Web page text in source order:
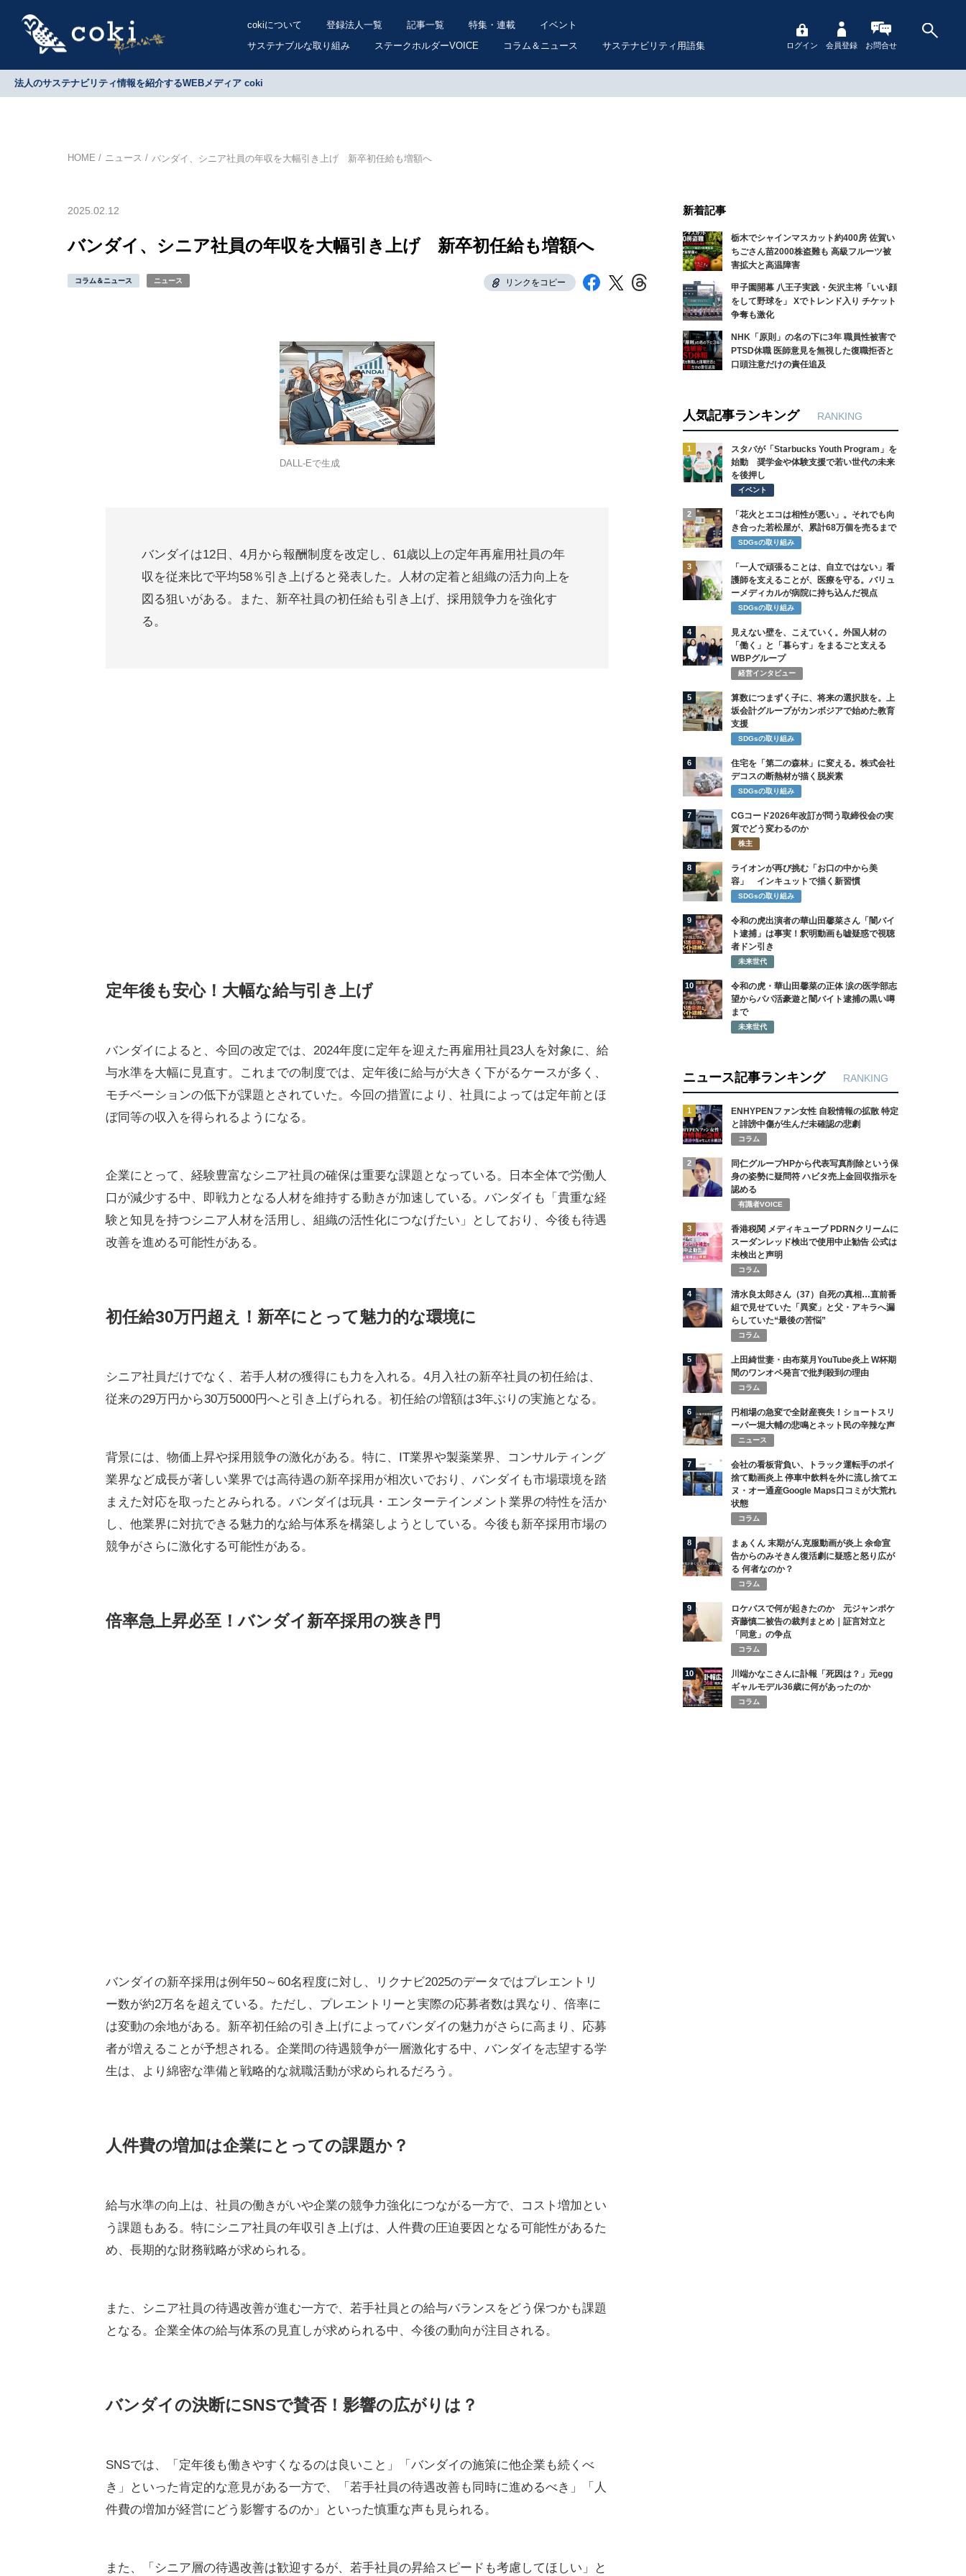
cokiについて 登録法人一覧 記事一覧 特集・連載
イベント
サステナブルな取り組み
ステークホルダーVOICE コラム＆ニュース サステナビリティ用語集 ログイン 会員登録 お問合せ
法人のサステナビリティ情報を紹介するWEBメディア coki
HOME ニュース バンダイ、シニア社員の年収を大幅引き上げ 新卒初任給も増額へ
2025.02.12
バンダイ、シニア社員の年収を大幅引き上げ 新卒初任給も増額へ
コラム＆ニュース ニュース リンクをコピー
DALL-Eで生成
バンダイは12日、4月から報酬制度を改定し、61歳以上の定年再雇用社員の年
収を従来比で平均58％引き上げると発表した。人材の定着と組織の活力向上を
図る狙いがある。また、新卒社員の初任給も引き上げ、採用競争力を強化す
る。
定年後も安心！大幅な給与引き上げ
バンダイによると、今回の改定では、2024年度に定年を迎えた再雇用社員23人を対象に、給
与水準を大幅に見直す。これまでの制度では、定年後に給与が大きく下がるケースが多く、
モチベーションの低下が課題とされていた。今回の措置により、社員によっては定年前とほ
ぼ同等の収入を得られるようになる。
企業にとって、経験豊富なシニア社員の確保は重要な課題となっている。日本全体で労働人
口が減少する中、即戦力となる人材を維持する動きが加速している。バンダイも「貴重な経
験と知見を持つシニア人材を活用し、組織の活性化につなげたい」としており、今後も待遇
改善を進める可能性がある。
初任給30万円超え！新卒にとって魅力的な環境に
シニア社員だけでなく、若手人材の獲得にも力を入れる。4月入社の新卒社員の初任給は、
従来の29万円から30万5000円へと引き上げられる。初任給の増額は3年ぶりの実施となる。
背景には、物価上昇や採用競争の激化がある。特に、IT業界や製薬業界、コンサルティング
業界など成長が著しい業界では高待遇の新卒採用が相次いでおり、バンダイも市場環境を踏
まえた対応を取ったとみられる。バンダイは玩具・エンターテインメント業界の特性を活か
し、他業界に対抗できる魅力的な給与体系を構築しようとしている。今後も新卒採用市場の
競争がさらに激化する可能性がある。
倍率急上昇必至！バンダイ新卒採用の狭き門
バンダイの新卒採用は例年50～60名程度に対し、リクナビ2025のデータではプレエントリ
ー数が約2万名を超えている。ただし、プレエントリーと実際の応募者数は異なり、倍率に
は変動の余地がある。新卒初任給の引き上げによってバンダイの魅力がさらに高まり、応募
者が増えることが予想される。企業間の待遇競争が一層激化する中、バンダイを志望する学
生は、より綿密な準備と戦略的な就職活動が求められるだろう。
人件費の増加は企業にとっての課題か？
給与水準の向上は、社員の働きがいや企業の競争力強化につながる一方で、コスト増加とい
う課題もある。特にシニア社員の年収引き上げは、人件費の圧迫要因となる可能性があるた
め、長期的な財務戦略が求められる。
また、シニア社員の待遇改善が進む一方で、若手社員との給与バランスをどう保つかも課題
となる。企業全体の給与体系の見直しが求められる中、今後の動向が注目される。
バンダイの決断にSNSで賛否！影響の広がりは？
SNSでは、「定年後も働きやすくなるのは良いこと」「バンダイの施策に他企業も続くべ
き」といった肯定的な意見がある一方で、「若手社員の待遇改善も同時に進めるべき」「人
件費の増加が経営にどう影響するのか」といった慎重な声も見られる。
また、「シニア層の待遇改善は歓迎するが、若手社員の昇給スピードも考慮してほしい」と
新着記事
栃木でシャインマスカット約400房 佐賀い
ちごさん苗2000株盗難も 高級フルーツ被
害拡大と高温障害
甲子園開幕 八王子実践・矢沢主将「いい顔
をして野球を」 Xでトレンド入り チケット
争奪も激化
NHK「原則」の名の下に3年 職員性被害で
PTSD休職 医師意見を無視した復職拒否と
口頭注意だけの責任追及
人気記事ランキング RANKING
1
スタバが「Starbucks Youth Program」を
始動 奨学金や体験支援で若い世代の未来
を後押し
イベント
2
「花火とエコは相性が悪い」。それでも向
き合った若松屋が、累計68万個を売るまで
SDGsの取り組み
3
「一人で頑張ることは、自立ではない」看
護師を支えることが、医療を守る。バリュ
ーメディカルが病院に持ち込んだ視点
SDGsの取り組み
4
見えない壁を、こえていく。外国人材の
「働く」と「暮らす」をまるごと支える
WBPグループ
経営インタビュー
5
算数につまずく子に、将来の選択肢を。上
坂会計グループがカンボジアで始めた教育
支援
SDGsの取り組み
6
住宅を「第二の森林」に変える。株式会社
デコスの断熱材が描く脱炭素
SDGsの取り組み
7
CGコード2026年改訂が問う取締役会の実
質でどう変わるのか
株主
8
ライオンが再び挑む「お口の中から美
容」 インキュットで描く新習慣
SDGsの取り組み
9
令和の虎出演者の華山田馨菜さん「闇バイ
ト逮捕」は事実！釈明動画も嘘疑惑で視聴
者ドン引き
未来世代
10
令和の虎・華山田馨菜の正体 涙の医学部志
望からパパ活豪遊と闇バイト逮捕の黒い噂
まで
未来世代
ニュース記事ランキング RANKING
1
ENHYPENファン女性 自殺情報の拡散 特定
と誹謗中傷が生んだ未確認の悲劇
コラム
2
同仁グループHPから代表写真削除という保
身の姿勢に疑問符 ハビタ売上金回収指示を
認める
有識者VOICE
3
香港税関 メディキューブ PDRNクリームに
スーダンレッド検出で使用中止勧告 公式は
未検出と声明
コラム
4
清水良太郎さん（37）自死の真相…直前番
組で見せていた「異変」と父・アキラへ漏
らしていた“最後の苦悩”
コラム
5
上田綺世妻・由布菜月YouTube炎上 W杯期
間のワンオペ発言で批判殺到の理由
コラム
6
円相場の急変で全財産喪失！ショートスリ
ーパー堀大輔の悲鳴とネット民の辛辣な声
ニュース
7
会社の看板背負い、トラック運転手のポイ
捨て動画炎上 停車中飲料を外に流し捨てエ
ヌ・オー通産Google Maps口コミが大荒れ
状態
コラム
8
まぁくん 末期がん克服動画が炎上 余命宣
告からのみそきん復活劇に疑惑と怒り広が
る 何者なのか？
コラム
9
ロケバスで何が起きたのか 元ジャンポケ
斉藤慎二被告の裁判まとめ｜証言対立と
「同意」の争点
コラム
10
川端かなこさんに訃報「死因は？」元egg
ギャルモデル36歳に何があったのか
コラム